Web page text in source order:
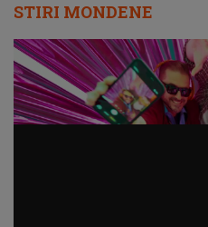
STIRI MONDENE